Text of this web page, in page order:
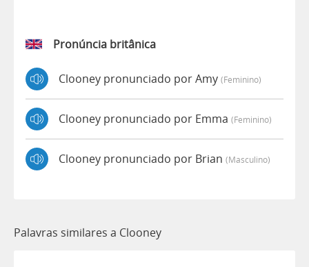
Pronúncia britânica
Clooney pronunciado por Amy (feminino)
Clooney pronunciado por Emma (feminino)
Clooney pronunciado por Brian (masculino)
Palavras similares a Clooney